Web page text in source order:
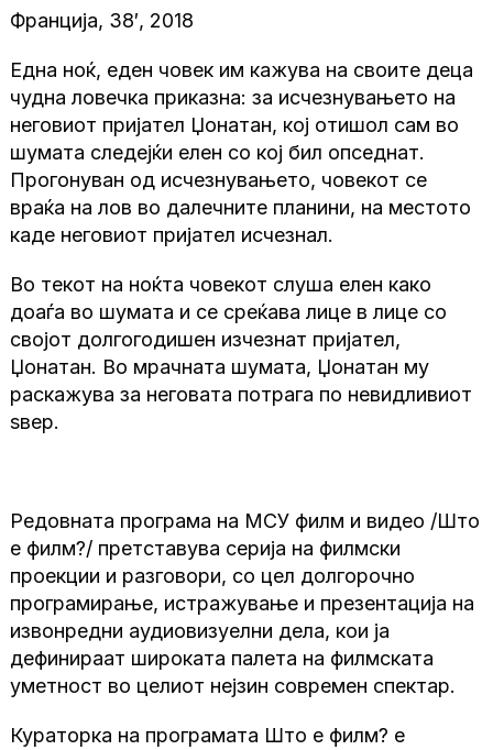
Франција, 38′, 2018
Една ноќ, еден човек им кажува на своите деца
чудна ловечка приказна: за исчезнувањето на
неговиот пријател Џонатан, кој отишол сам во
шумата следејќи елен со кој бил опседнат.
Прогонуван од исчезнувањето, човекот се
враќа на лов во далечните планини, на местото
каде неговиот пријател исчезнал.
Во текот на ноќта човекот слуша елен како
доаѓа во шумата и се среќава лице в лице со
својот долгогодишен изчезнат пријател,
Џонатан. Во мрачната шумата, Џонатан му
раскажува за неговата потрага по невидливиот
ѕвер.
Редовната програма на МСУ филм и видео /Што
е филм?/ претставува серија на филмски
проекции и разговори, со цел долгорочно
програмирање, истражување и презентација на
извонредни аудиовизуелни дела, кои ја
дефинираат широката палета на филмската
уметност во целиот нејзин современ спектар.
Кураторка на програмата Што е филм? е